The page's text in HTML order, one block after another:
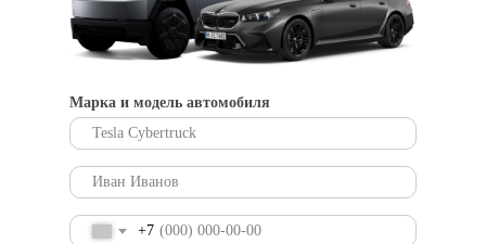
Марка и модель автомобиля
+7